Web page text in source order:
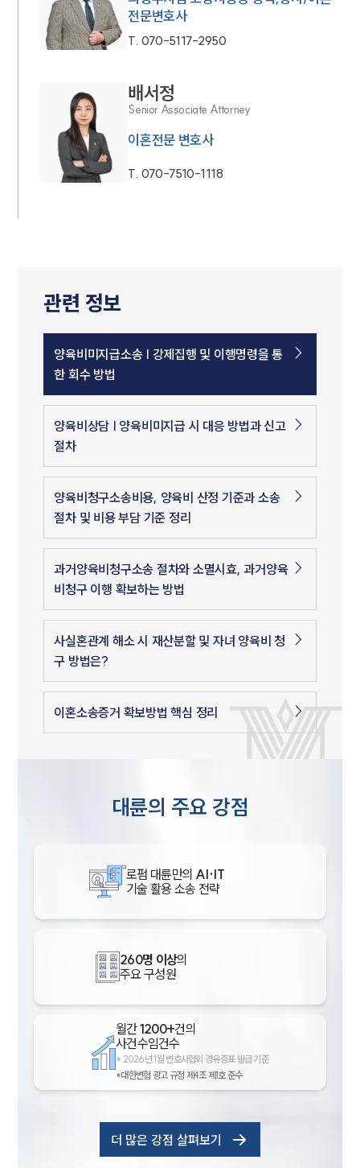
전문변호사
T. 070-5117-2950
배서정
Senior Associate Attorney
이혼전문 변호사
T. 070-7510-1118
관련 정보
양육비미지급소송 | 강제집행 및 이행명령을 통
한 회수 방법
양육비상담 | 양육비미지급 시 대응 방법과 신고
절차
양육비청구소송비용, 양육비 산정 기준과 소송
절차 및 비용 부담 기준 정리
과거양육비청구소송 절차와 소멸시효, 과거양육
비청구 이행 확보하는 방법
사실혼관계 해소 시 재산분할 및 자녀 양육비 청
구 방법은?
이혼소송증거 확보방법 핵심 정리
대륜의 주요 강점
로펌 대륜만의 AI·IT
기술 활용 소송 전략
260명 이상의
주요 구성원
월간1200+건의
사건수임건수
* 2026년 1월 변호사협회 경유증표 발급 기준
*대한변협 광고 규정 제4조 제1호 준수
더 많은 강점 살펴보기